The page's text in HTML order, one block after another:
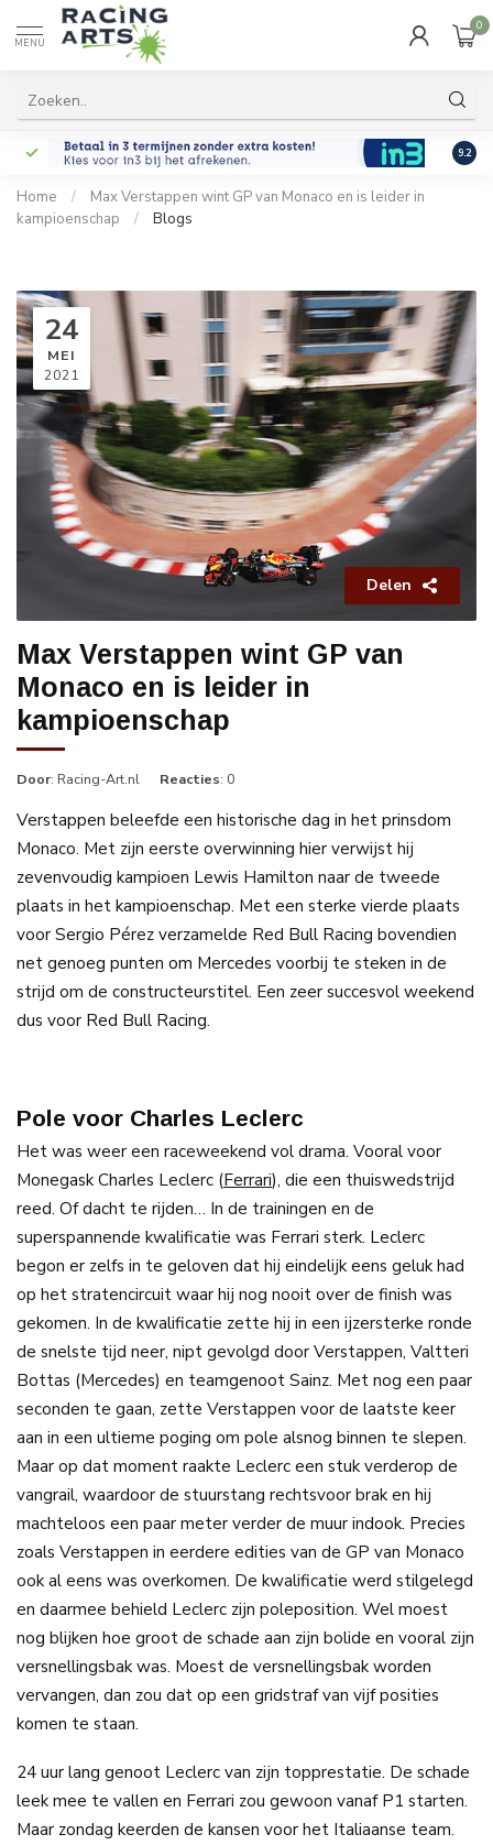
MENU
0
9.2
Home /
Max Verstappen wint GP van Monaco en is leider in
kampioenschap
/ Blogs
24
MEI
2021
Delen
Max Verstappen wint GP van
Monaco en is leider in
kampioenschap
Door: Racing-Art.nl Reacties: 0
Verstappen beleefde een historische dag in het prinsdom
Monaco. Met zijn eerste overwinning hier verwijst hij
zevenvoudig kampioen Lewis Hamilton naar de tweede
plaats in het kampioenschap. Met een sterke vierde plaats
voor Sergio Pérez verzamelde Red Bull Racing bovendien
net genoeg punten om Mercedes voorbij te steken in de
strijd om de constructeurstitel. Een zeer succesvol weekend
dus voor Red Bull Racing.
Pole voor Charles Leclerc
Het was weer een raceweekend vol drama. Vooral voor
Monegask Charles Leclerc (Ferrari), die een thuiswedstrijd
reed. Of dacht te rijden… In de trainingen en de
superspannende kwalificatie was Ferrari sterk. Leclerc
begon er zelfs in te geloven dat hij eindelijk eens geluk had
op het stratencircuit waar hij nog nooit over de finish was
gekomen. In de kwalificatie zette hij in een ijzersterke ronde
de snelste tijd neer, nipt gevolgd door Verstappen, Valtteri
Bottas (Mercedes) en teamgenoot Sainz. Met nog een paar
seconden te gaan, zette Verstappen voor de laatste keer
aan in een ultieme poging om pole alsnog binnen te slepen.
Maar op dat moment raakte Leclerc een stuk verderop de
vangrail, waardoor de stuurstang rechtsvoor brak en hij
machteloos een paar meter verder de muur indook. Precies
zoals Verstappen in eerdere edities van de GP van Monaco
ook al eens was overkomen. De kwalificatie werd stilgelegd
en daarmee behield Leclerc zijn poleposition. Wel moest
nog blijken hoe groot de schade aan zijn bolide en vooral zijn
versnellingsbak was. Moest de versnellingsbak worden
vervangen, dan zou dat op een gridstraf van vijf posities
komen te staan.
24 uur lang genoot Leclerc van zijn topprestatie. De schade
leek mee te vallen en Ferrari zou gewoon vanaf P1 starten.
Maar zondag keerden de kansen voor het Italiaanse team.